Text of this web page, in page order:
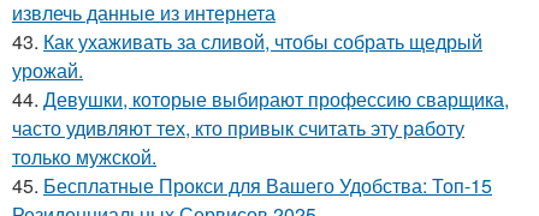
извлечь данные из интернета
43. Как ухаживать за сливой, чтобы собрать щедрый
урожай.
44. Девушки, которые выбирают профессию сварщика,
часто удивляют тех, кто привык считать эту работу
только мужской.
45. Бесплатные Прокси для Вашего Удобства: Топ-15